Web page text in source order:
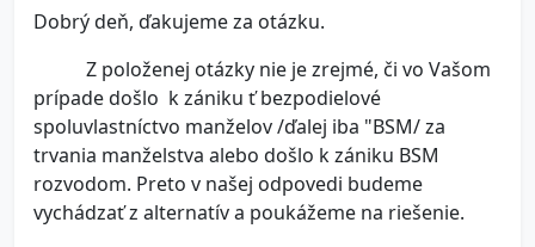
Dobrý deň, ďakujeme za otázku.
Z položenej otázky nie je zrejmé, či vo Vašom
prípade došlo k zániku ť bezpodielové
spoluvlastníctvo manželov /ďalej iba "BSM/ za
trvania manželstva alebo došlo k zániku BSM
rozvodom. Preto v našej odpovedi budeme
vychádzať z alternatív a poukážeme na riešenie.